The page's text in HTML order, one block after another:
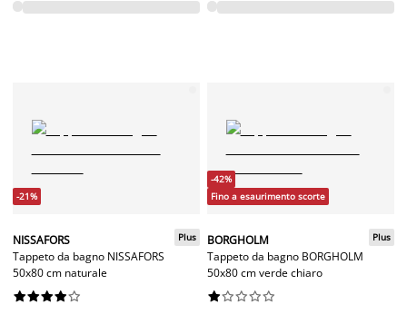
-21%
NISSAFORS
Tappeto da bagno NISSAFORS
50x80 cm naturale
Plus






-42%
Fino a esaurimento scorte
BORGHOLM
Tappeto da bagno BORGHOLM
50x80 cm verde chiaro
Plus





